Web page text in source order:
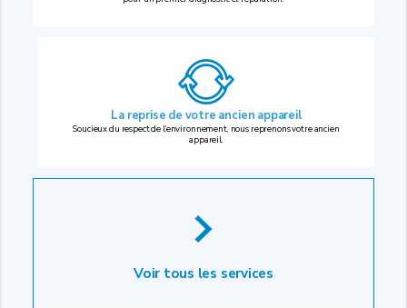
La reprise de votre ancien appareil
Soucieux du respect de l’environnement, nous reprenons votre ancien
appareil.
Voir tous les services